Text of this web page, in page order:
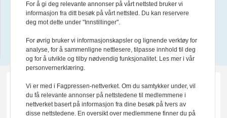
About us in English
Design by Nordström Design
For å gi deg relevante annonser på vårt nettsted bruker vi
informasjon fra ditt besøk på vårt nettsted. Du kan reservere
deg mot dette under "Innstillinger".
For øvrig bruker vi informasjonskapsler og lignende verktøy for
analyse, for å sammenligne nettlesere, tilpasse innhold til deg
og for å utvikle og tilby nødvendig funksjonalitet. Les mer i vår
personvernerklæring.
Vi er med i Fagpressen-nettverket. Om du samtykker under, vil
du få relevante annonser på nettstedene til medlemmene i
nettverket basert på informasjon fra dine besøk på tvers av
disse nettstedene. En oversikt over medlemmene finner du på